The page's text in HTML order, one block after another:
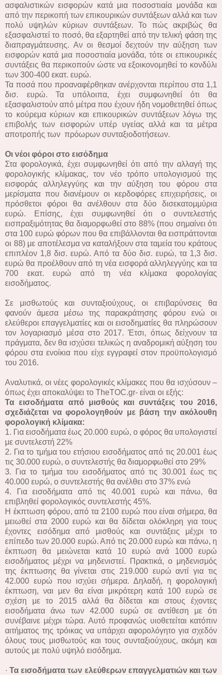
ασφαλιστικών εισφορών κατά μια ποσοστιαία μονάδα και
από την περικοπή των επικουρικών συντάξεων αλλά και των
πολύ υψηλών κύριων συντάξεων. Το πώς ακριβώς θα
εξασφαλιστεί το ποσό, θα εξαρτηθεί από την τελική φάση της
διαπραγμάτευσης. Αν οι θεσμοί δεχτούν την αύξηση των
εισφορών κατά μια ποσοστιαία μονάδα, τότε οι επικουρικές
συντάξεις θα περικοπούν ώστε να εξοικονομηθεί το κονδύλι
των 300-400 εκατ. ευρώ.
Τα ποσά που προαναφέρθηκαν ανέρχονται περίπου στα 1,1
δισ. ευρώ. Τα υπόλοιπα, έχει συμφωνηθεί ότι θα
εξασφαλιστούν από μέτρα που έχουν ήδη νομοθετηθεί όπως
το κούρεμα κύριων και επικουρικών συντάξεων λόγω της
επιβολής των εισφορών υπέρ υγείας αλλά και τα μέτρα
αποτροπής των πρόωρων συνταξιοδοτήσεων.
Οι νέοι φόροι στο εισόδημα
Στα φορολογικά, έχει συμφωνηθεί ότι από την αλλαγή της
φορολογικής κλίμακας, τον νέο τρόπο υπολογισμού της
εισφοράς αλληλεγγύης και την αύξηση του φόρου στα
μερίσματα που διανέμουν οι κερδοφόρες επιχειρήσεις, οι
πρόσθετοι φόροι θα ανέλθουν στα δύο δισεκατομμύρια
ευρώ. Επίσης, έχει συμφωνηθεί ότι ο συντελεστής
εισπραξιμότητας θα διαμορφωθεί στο 88% (που σημαίνει ότι
στα 100 ευρώ φόρων που θα επιβάλλονται θα εισπράττονται
οι 88) με αποτέλεσμα να καταλήξουν στα ταμεία του κράτους
επιπλέον 1,8 δισ. ευρώ. Από τα δύο δισ. ευρώ, τα 1,3 δισ.
ευρώ θα προέλθουν από τη νέα εισφορά αλληλεγγύης και τα
700 εκατ. ευρώ από τη νέα κλίμακα φορολογίας
εισοδήματος.
Σε μισθωτούς και συνταξιούχους, οι επιβαρύνσεις θα
φανούν άμεσα μέσω της παρακράτησης φόρου ενώ οι
ελεύθεροι επαγγελματίες και οι εισοδηματίες θα πληρώσουν
τον λογαριασμό μέσα στο 2017. Έτσι, όπως δείχνουν τα
πράγματα, δεν θα ισχύσει τελικώς η αναδρομική αύξηση του
φόρου στα ενοίκια που είχε εγγραφεί στον προϋπολογισμό
του 2016.
Αναλυτικά, οι νέες φορολογικές κλίμακες που θα ισχύσουν –
όπως έχει αποκαλύψει το ΤheTOC.gr- είναι οι εξής:
Τα εισοδήματα από μισθούς και συντάξεις του 2016,
σχεδιάζεται να φορολογηθούν με βάση την ακόλουθη
φορολογική κλίμακα:
1. Για εισοδήματα έως 20.000 ευρώ, ο φόρος θα υπολογιστεί
με συντελεστή 22%
2. Για το τμήμα του ετήσιου εισοδήματος από τις 20.001 έως
τις 30.000 ευρώ, ο συντελεστής θα διαμορφωθεί στο 29%
3. Για το τμήμα του εισοδήματος από τις 30.001 έως τις
40.000 ευρώ, ο συντελεστής θα ανέλθει στο 37% ενώ
4. Για εισοδήματα από τις 40.001 ευρώ και πάνω, θα
επιβληθεί φορολογικός συντελεστής 45%.
Η έκπτωση φόρου, από τα 2100 ευρώ που είναι σήμερα, θα
μειωθεί στα 2000 ευρώ και θα δίδεται ολόκληρη για τους
έχοντες εισόδημα από μισθούς και συντάξεις μέχρι το
επίπεδο των 20.000 ευρώ. Από τις 20.000 ευρώ και πάνω, η
έκπτωση θα μειώνεται κατά 10 ευρώ ανά 1000 ευρώ
εισοδήματος μέχρι να μηδενιστεί. Πρακτικά, ο μηδενισμός
της έκπτωσης θα γίνεται στις 219.000 ευρώ αντί για τις
42.000 ευρώ που ισχύει σήμερα. Δηλαδή, η φορολογική
έκπτωση, ναι μεν θα είναι μικρότερη κατά 100 ευρώ σε
σχέση με το 2015 αλλά θα δίδεται και στους έχοντες
εισοδήματα άνω των 42.000 ευρώ σε αντίθεση με ότι
συνέβαινε μέχρι τώρα. Αυτό προφανώς υιοθετείται κατόπιν
αιτήματος της τρόικας να υπάρχει αφορολόγητο για σχεδόν
όλους τους μισθωτούς και τους συνταξιούχους, ακόμη και
αυτούς με πολύ υψηλό εισόδημα.
·Τα εισοδήματα των ελεύθερων επαγγελματιών και των